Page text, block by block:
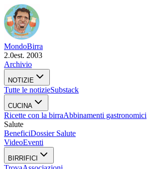
MondoBirra
2.0est. 2003
Archivio
NOTIZIE
Tutte le notizieSubstack
CUCINA
Ricette con la birraAbbinamenti gastronomici
Salute
BeneficiDossier Salute
VideoEventi
BIRRIFICI